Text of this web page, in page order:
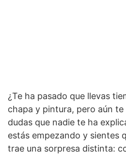
¿Te ha pasado que llevas
chapa y pintura, pero aún
dudas que nadie te ha
estás empezando y sientes
trae una sorpresa distinta: